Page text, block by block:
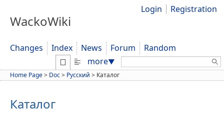
WackoWiki
Login Registration
Changes Index News Forum
Random
more▼ Search:
Home Page> Doc> Русский > Каталог
Каталог